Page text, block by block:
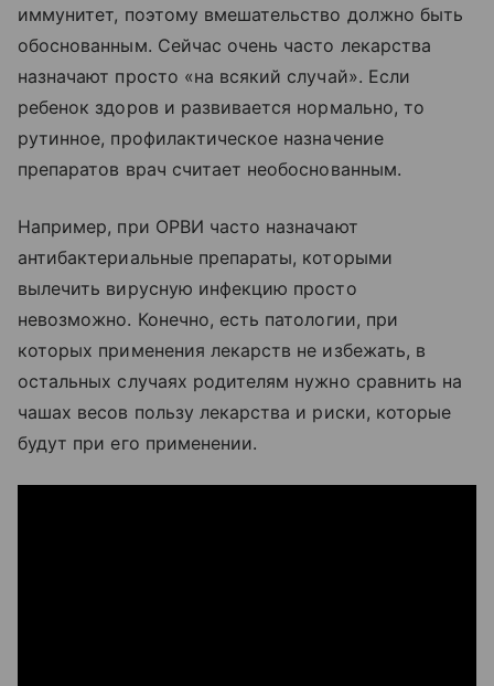
иммунитет, поэтому вмешательство должно быть
обоснованным. Сейчас очень часто лекарства
назначают просто «на всякий случай». Если
ребенок здоров и развивается нормально, то
рутинное, профилактическое назначение
препаратов врач считает необоснованным.
Например, при ОРВИ часто назначают
антибактериальные препараты, которыми
вылечить вирусную инфекцию просто
невозможно. Конечно, есть патологии, при
которых применения лекарств не избежать, в
остальных случаях родителям нужно сравнить на
чашах весов пользу лекарства и риски, которые
будут при его применении.